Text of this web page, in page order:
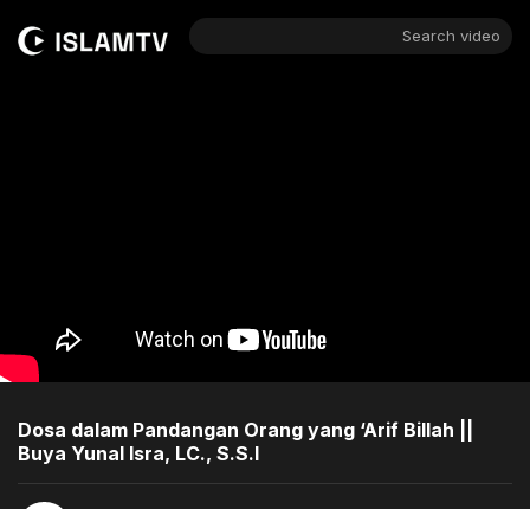
Search video
Dosa dalam Pandangan Orang yang ‘Arif Billah ||
Buya Yunal Isra, LC., S.S.I